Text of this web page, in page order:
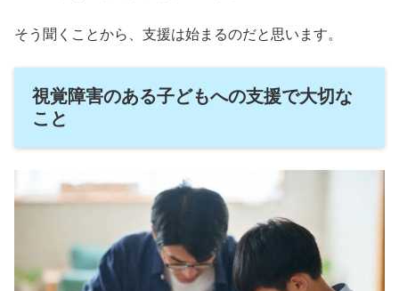
そう聞くことから、支援は始まるのだと思います。
視覚障害のある子どもへの支援で大切な
こと